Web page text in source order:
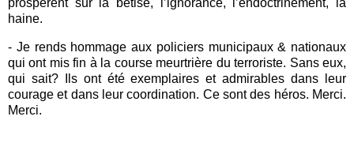
prospèrent sur la bêtise, l’ignorance, l’endoctrinement, la
haine.
- Je rends hommage aux policiers municipaux & nationaux
qui ont mis fin à la course meurtrière du terroriste. Sans eux,
qui sait? Ils ont été exemplaires et admirables dans leur
courage et dans leur coordination. Ce sont des héros. Merci.
Merci.